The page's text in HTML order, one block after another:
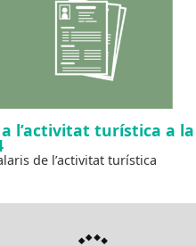
l’activitat turística a la
de l’activitat turística